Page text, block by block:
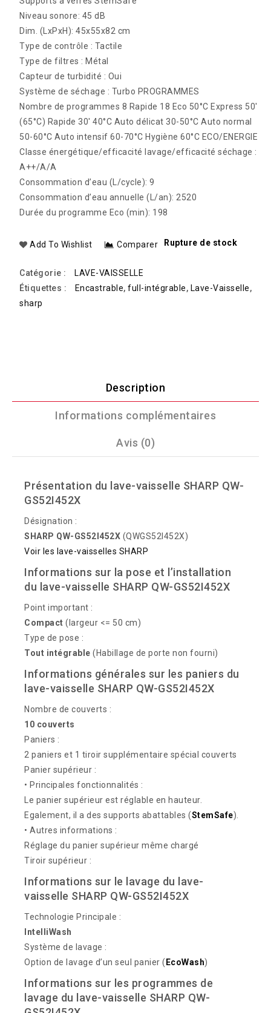
Niveau sonore: 45 dB
Dim. (LxPxH): 45x55x82 cm
Type de contrôle : Tactile
Type de filtres : Métal
Capteur de turbidité : Oui
Système de séchage : Turbo PROGRAMMES
Nombre de programmes 8 Rapide 18 Eco 50°C Express 50′
(65°C) Rapide 30′ 40°C Auto délicat 30-50°C Auto normal
50-60°C Auto intensif 60-70°C Hygiène 60°C ECO/ENERGIE
Classe énergétique/efficacité lavage/efficacité séchage :
A++/A/A
Consommation d’eau (L/cycle): 9
Consommation d’eau annuelle (L/an): 2520
Durée du programme Eco (min): 198
Rupture de stock
Add To Wishlist Comparer
Catégorie :
LAVE-VAISSELLE
Étiquettes :
Encastrable,full-intégrable, Lave-Vaisselle,
sharp
Description
Informations complémentaires
Avis (0)
Présentation du lave-vaisselle SHARP QW-
GS52I452X
Désignation :
SHARP QW-GS52I452X (QWGS52I452X)
Voir les lave-vaisselles SHARP
Informations sur la pose et l’installation
du lave-vaisselle SHARP QW-GS52I452X
Point important :
Compact (largeur <= 50 cm)
Type de pose :
Tout intégrable (Habillage de porte non fourni)
Informations générales sur les paniers du
lave-vaisselle SHARP QW-GS52I452X
Nombre de couverts :
10 couverts
Paniers :
2 paniers et 1 tiroir supplémentaire spécial couverts
Panier supérieur :
• Principales fonctionnalités :
Le panier supérieur est réglable en hauteur.
Egalement, il a des supports abattables (StemSafe).
• Autres informations :
Réglage du panier supérieur même chargé
Tiroir supérieur :
Informations sur le lavage du lave-
vaisselle SHARP QW-GS52I452X
Technologie Principale :
IntelliWash
Système de lavage :
Option de lavage d’un seul panier (EcoWash)
Informations sur les programmes de
lavage du lave-vaisselle SHARP QW-